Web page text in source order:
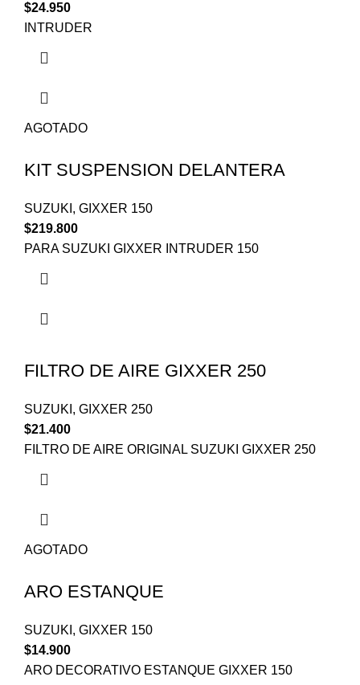
$24.950
INTRUDER
AGOTADO
KIT SUSPENSION DELANTERA
SUZUKI , GIXXER 150
$219.800
PARA SUZUKI GIXXER INTRUDER 150
FILTRO DE AIRE GIXXER 250
SUZUKI , GIXXER 250
$21.400
FILTRO DE AIRE ORIGINAL SUZUKI GIXXER 250
AGOTADO
ARO ESTANQUE
SUZUKI , GIXXER 150
$14.900
ARO DECORATIVO ESTANQUE GIXXER 150